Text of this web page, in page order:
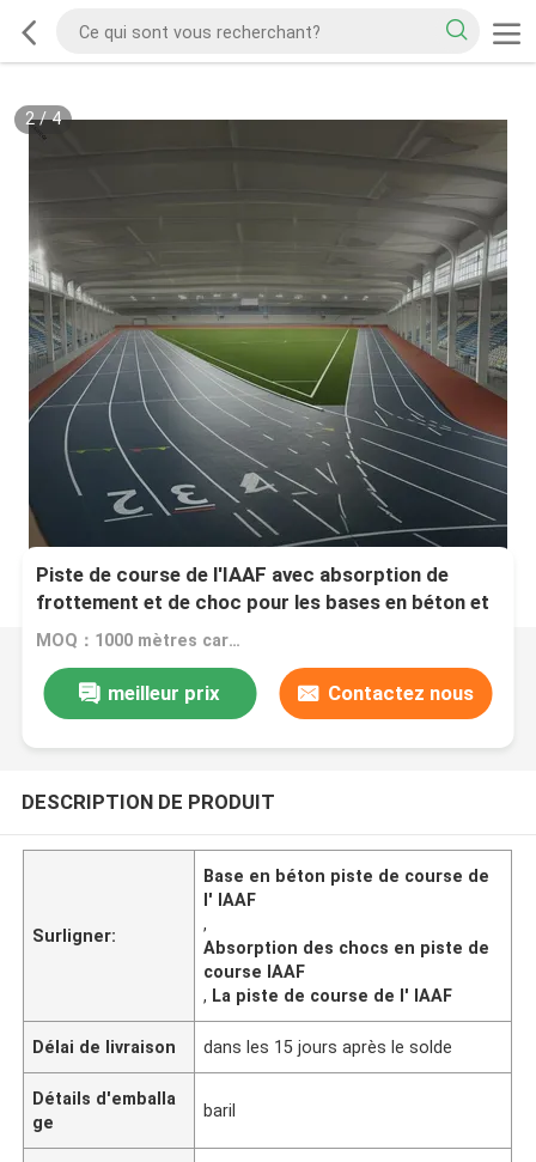
2/4
Piste de course de l'IAAF avec absorption de
frottement et de choc pour les bases en béton et
en asphalte
MOQ：1000 mètres carrés
meilleur prix Contactez nous
DESCRIPTION DE PRODUIT
Surligner:
Base en béton piste de course de
l' IAAF
,
Absorption des chocs en piste de
course IAAF
, La piste de course de l' IAAF
Délai de livraison dans les 15 jours après le solde
Détails d'emballa
ge
baril